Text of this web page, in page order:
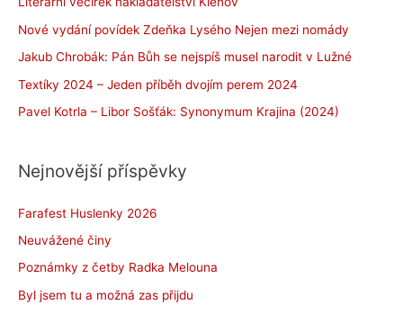
Nové vydání povídek Zdeňka Lysého Nejen mezi nomády
Jakub Chrobák: Pán Bůh se nejspíš musel narodit v Lužné
Textíky 2024 – Jeden příběh dvojím perem 2024
Pavel Kotrla – Libor Sošťák: Synonymum Krajina (2024)
Nejnovější příspěvky
Farafest Huslenky 2026
Neuvážené činy
Poznámky z četby Radka Melouna
Byl jsem tu a možná zas přijdu